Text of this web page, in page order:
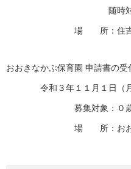
随時対
場 所：住吉こ
おおきなかぶ保育園 申請書の受
令和３年１１月１日（月曜
募集対象：０歳児
場 所：おおきな